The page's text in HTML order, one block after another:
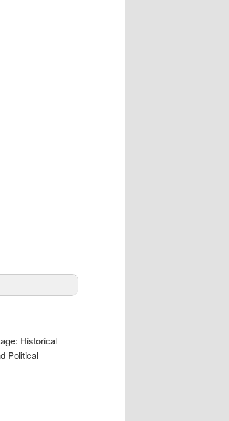
Historical
Political